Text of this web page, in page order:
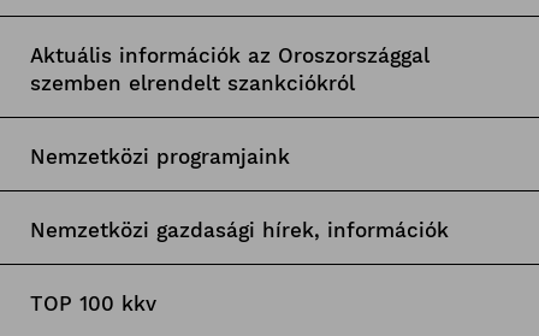
Aktuális információk az Oroszországgal
szemben elrendelt szankciókról
Nemzetközi programjaink
Nemzetközi gazdasági hírek, információk
TOP 100 kkv